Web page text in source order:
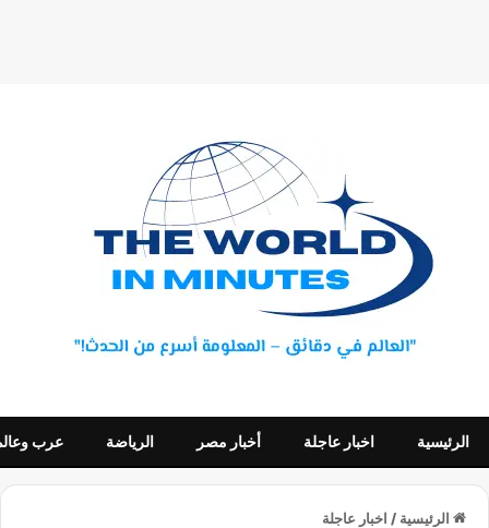
الرئيسية اخبار عاجلة أخبار مصر الرياضة عرب
الرئيسية / اخبار عاجلة